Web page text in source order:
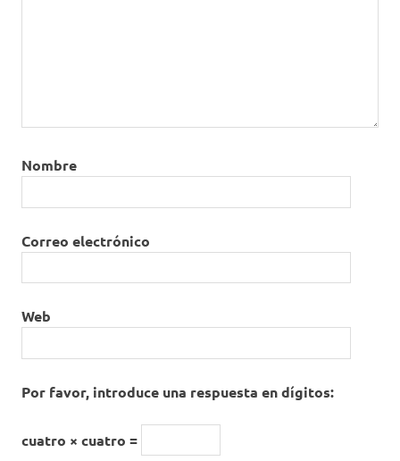
Nombre
Correo electrónico
Web
Por favor, introduce una respuesta en dígitos:
cuatro × cuatro =